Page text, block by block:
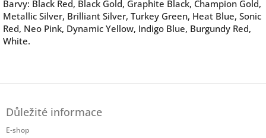
Barvy: Black Red, Black Gold, Graphite Black, Champion Gold,
Metallic Silver, Brilliant Silver, Turkey Green, Heat Blue, Sonic
Red, Neo Pink, Dynamic Yellow, Indigo Blue, Burgundy Red,
White.
Důležité informace
E-shop